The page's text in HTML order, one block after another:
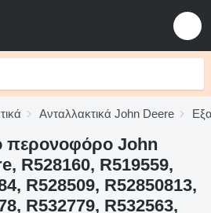
Ανταλλακτικά John Deere
περονοφόρο John
R528160, R519559,
R528509, R52850813,
R532779, R532563,